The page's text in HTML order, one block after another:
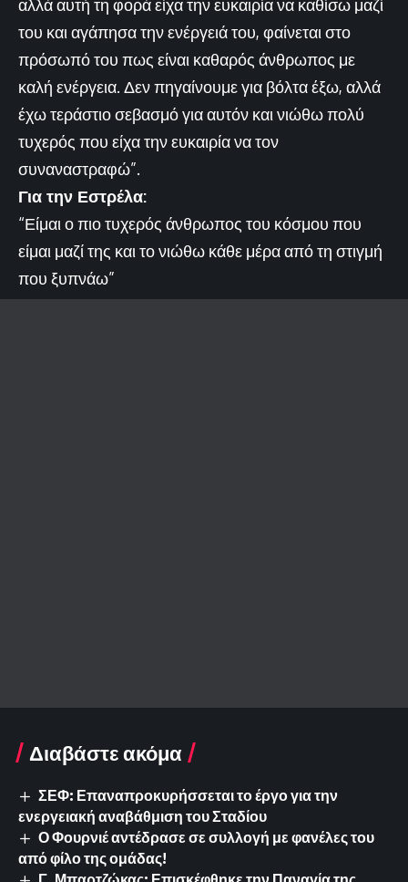
αλλά αυτή τη φορά είχα την ευκαιρία να καθίσω μαζί
του και αγάπησα την ενέργειά του, φαίνεται στο
πρόσωπό του πως είναι καθαρός άνθρωπος με
καλή ενέργεια. Δεν πηγαίνουμε για βόλτα έξω, αλλά
έχω τεράστιο σεβασμό για αυτόν και νιώθω πολύ
τυχερός που είχα την ευκαιρία να τον
συναναστραφώ”.
Για την Εστρέλα:
“Είμαι ο πιο τυχερός άνθρωπος του κόσμου που
είμαι μαζί της και το νιώθω κάθε μέρα από τη στιγμή
που ξυπνάω”
Διαβάστε ακόμα
ΣΕΦ: Επαναπροκυρήσσεται το έργο για την
ενεργειακή αναβάθμιση του Σταδίου
Ο Φουρνιέ αντέδρασε σε συλλογή με φανέλες του
από φίλο της ομάδας!